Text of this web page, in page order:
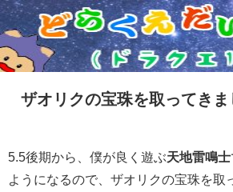
ザオリクの宝珠を取ってきま
5.5後期から、僕が良く遊ぶ天地雷鳴士
ようになるので、ザオリクの宝珠を取